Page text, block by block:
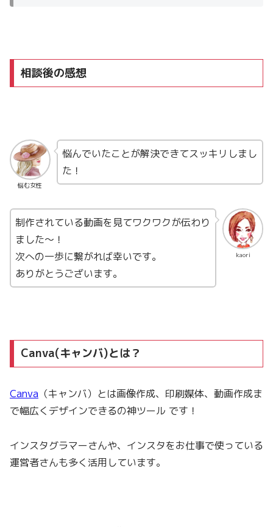
相談後の感想
悩む女性
悩んでいたことが解決できてスッキリしまし
た！
kaori
制作されている動画を見てワクワクが伝わり
ました～！
次への一歩に繋がれば幸いです。
ありがとうございます。
Canva(キャンバ)とは？
Canva （キャンバ）とは画像作成、印刷媒体、動画作成ま
で幅広くデザインできるの神ツール です！
インスタグラマーさんや、インスタをお仕事で使っている
運営者さんも多く活用しています。